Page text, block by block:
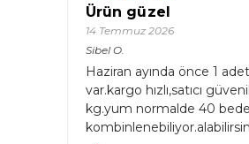
Ürün güzel
14 Temmuz 2026
Sibel O.
Haziran ayında önce 1
var.kargo hızlı,satıcı
kg.yum normalde 40